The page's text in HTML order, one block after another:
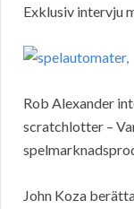
Exklusiv intervju
Rob Alexander
scratchlotter –
John Koza